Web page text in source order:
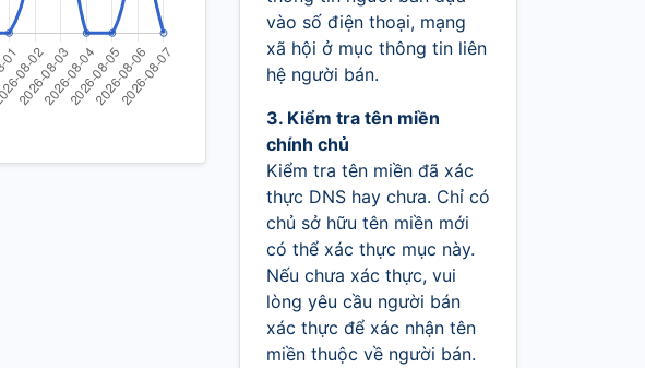
vào số điện thoại, mạng
xã hội ở mục thông tin liên
hệ người bán.
3. Kiểm tra tên miền
chính chủ
Kiểm tra tên miền đã xác
thực DNS hay chưa. Chỉ có
chủ sở hữu tên miền mới
có thể xác thực mục này.
Nếu chưa xác thực, vui
lòng yêu cầu người bán
xác thực để xác nhận tên
miền thuộc về người bán.